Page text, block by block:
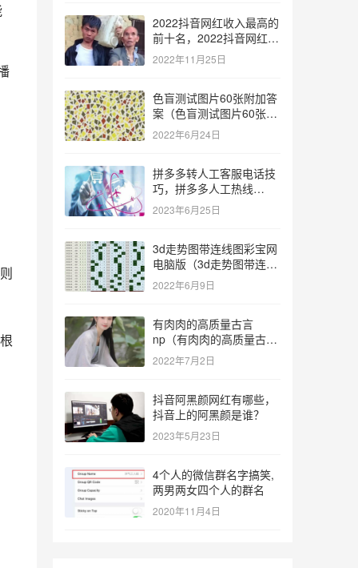
2022抖音网红收入最高的
前十名，2022抖音网红收
入最高的前十名有哪些？
2022年11月25日
色盲测试图片60张附加答
案（色盲测试图片60张复
杂）
2022年6月24日
拼多多转人工客服电话技
巧，拼多多人工热线
9541344？
2023年6月25日
3d走势图带连线图彩宝网
电脑版（3d走势图带连线
图彩宝网手机版）
2022年6月9日
有肉肉的高质量古言
np（有肉肉的高质量古言
np推荐）
2022年7月2日
抖音阿黑颜网红有哪些，
抖音上的阿黑颜是谁？
2023年5月23日
4个人的微信群名字搞笑,
两男两女四个人的群名
2020年11月4日